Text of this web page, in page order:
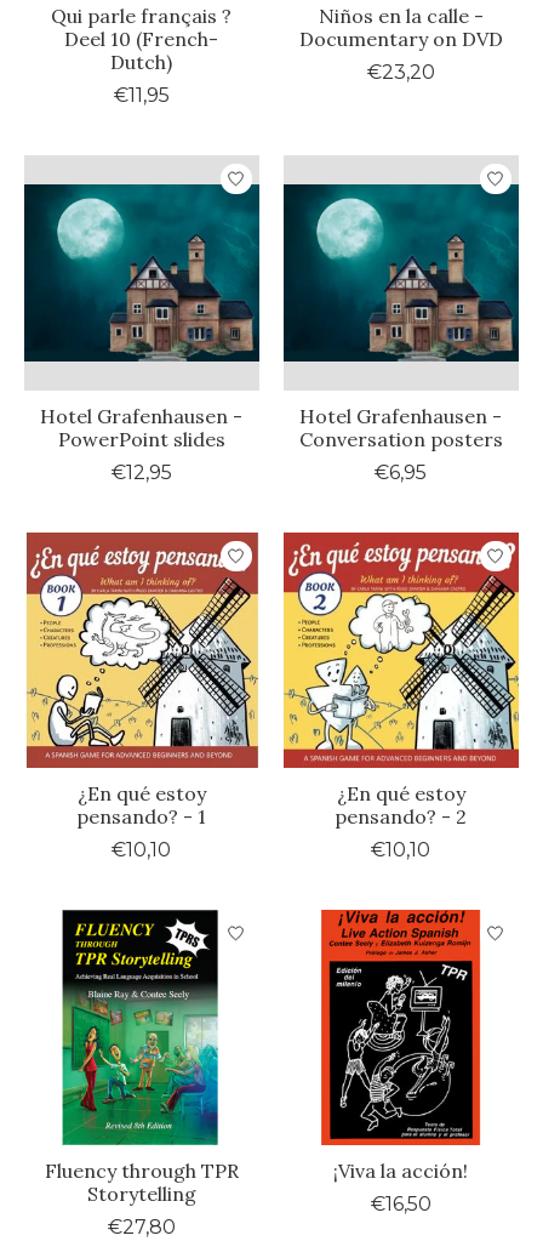
Qui parle français ?
Deel 10 (French-
Dutch)
€11,95
Niños en la calle -
Documentary on DVD
€23,20
Hotel Grafenhausen -
PowerPoint slides
€12,95
Hotel Grafenhausen -
Conversation posters
€6,95
¿En qué estoy
pensando? - 1
€10,10
¿En qué estoy
pensando? - 2
€10,10
Fluency through TPR
Storytelling
€27,80
¡Viva la acción!
€16,50